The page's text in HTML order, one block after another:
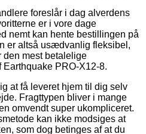
foreslår i dag alverdens
er i vore dage
nemt kan hente bestillingen på
er altså usædvanlig fleksibel,
den mest betalelige
Earthquake PRO-X12-8.
at få leveret hjem til dig selv
Fragttypen bliver i mange
omvendt super ukompliceret.
kan ikke modsiges at
som dog betinges af at du